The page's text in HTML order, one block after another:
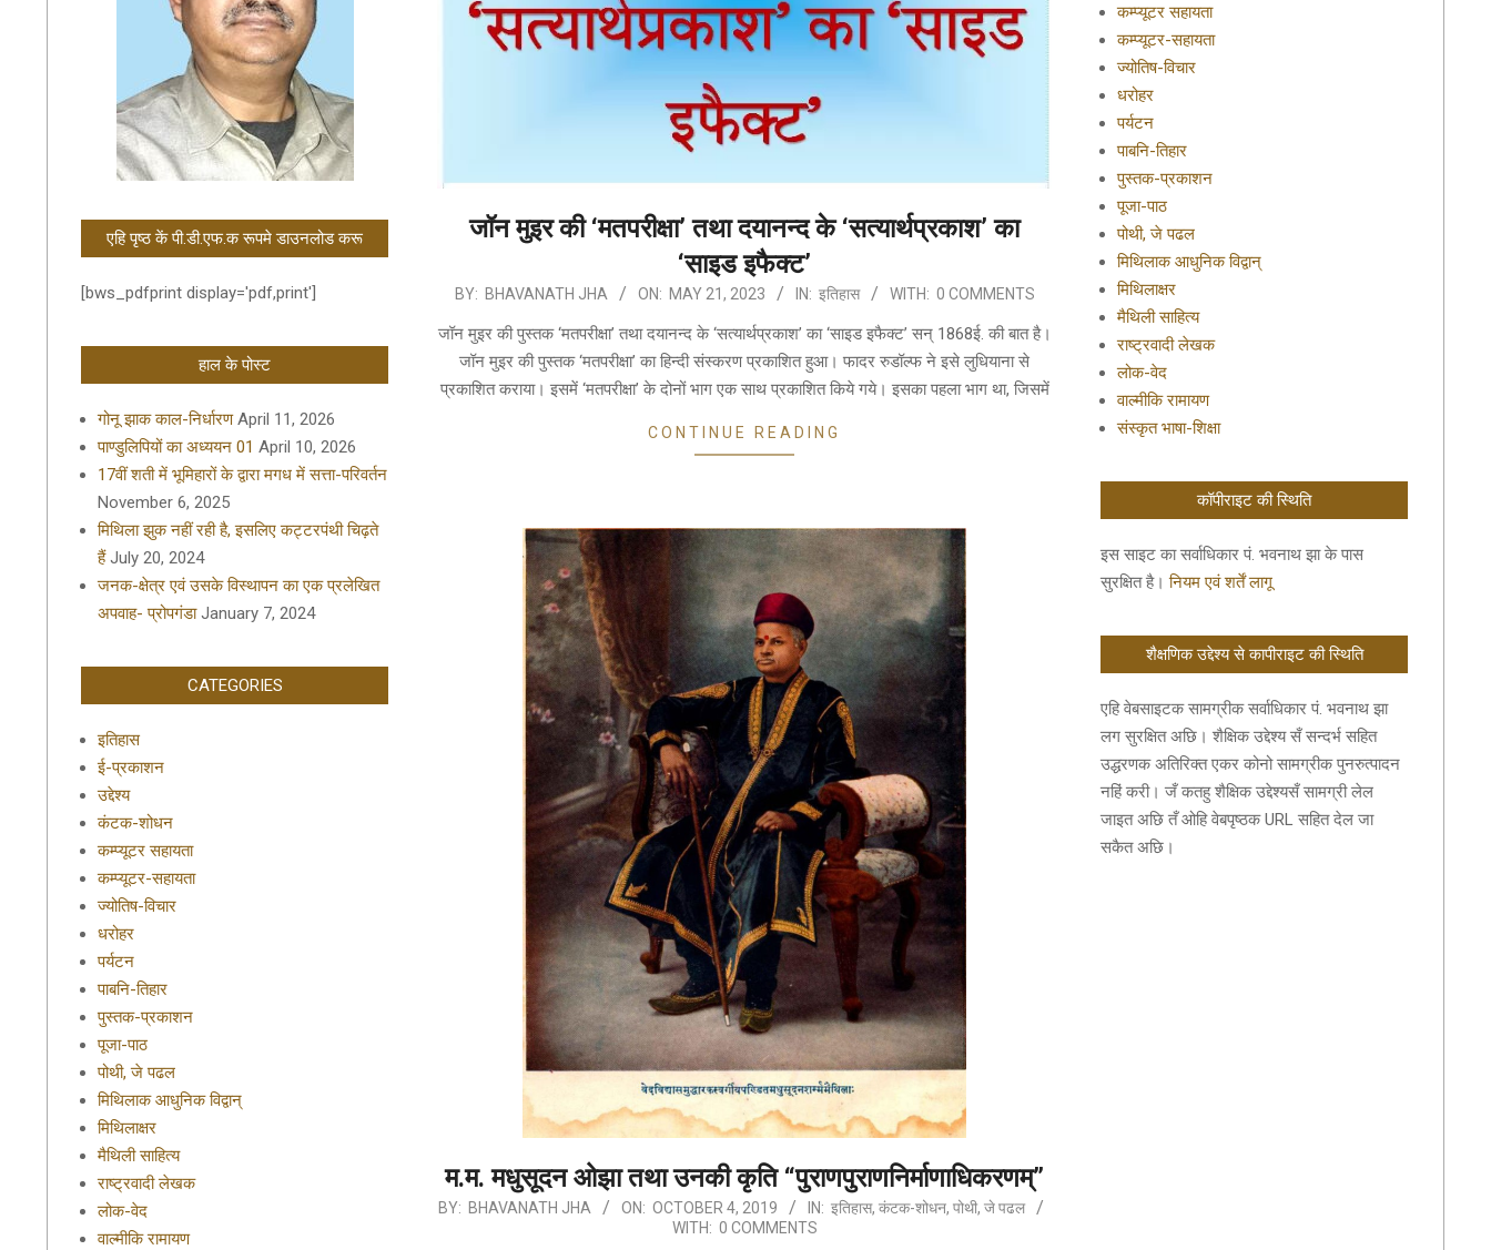
जॉन मुइर की ‘मतपरीक्षा’ तथा दयानन्द के ‘सत्यार्थप्रकाश’ का
‘साइड इफैक्ट’
2023-
05-
BY: BHAVANATH JHA ON: MAY 21, 2023 IN: इतिहास WITH: 0 COMMENTS
जॉन मुइर की पुस्तक ‘मतपरीक्षा’ तथा दयानन्द के ‘सत्यार्थप्रकाश’ का ‘साइड इफैक्ट’ सन् 1868ई. की बात है।
जॉन मुइर की पुस्तक ‘मतपरीक्षा’ का हिन्दी संस्करण प्रकाशित हुआ। फादर रुडॉल्फ ने इसे लुधियाना से
प्रकाशित कराया। इसमें ‘मतपरीक्षा’ के दोनों भाग एक साथ प्रकाशित किये गये। इसका पहला भाग था, जिसमें
CONTINUE READING
म.म. मधुसूदन ओझा तथा उनकी कृति “पुराणपुराणनिर्माणाधिकरणम्”
2019-
BY: BHAVANATH JHA ON: OCTOBER 4, 2019 IN: इतिहास, कंटक-शोधन, पोथी, जे पढल
WITH: 0 COMMENTS
एहि पृष्ठ कें पी.डी.एफ.क रूपमे डाउनलोड करू
[bws_pdfprint display='pdf,print']
हाल के पोस्ट
गोनू झाक काल-निर्धारण April 11, 2026
पाण्डुलिपियों का अध्ययन 01 April 10, 2026
17वीं शती में भूमिहारों के द्वारा मगध में सत्ता-परिवर्तन
November 6, 2025
मिथिला झुक नहीं रही है, इसलिए कट्टरपंथी चिढ़ते
हैं July 20, 2024
जनक-क्षेत्र एवं उसके विस्थापन का एक प्रलेखित
अपवाह- प्रोपगंडा January 7, 2024
CATEGORIES
इतिहास
ई-प्रकाशन
उद्देश्य
कंटक-शोधन
कम्प्यूटर सहायता
कम्प्यूटर-सहायता
ज्योतिष-विचार
धरोहर
पर्यटन
पाबनि-तिहार
पुस्तक-प्रकाशन
पूजा-पाठ
पोथी, जे पढल
मिथिलाक आधुनिक विद्वान्
मिथिलाक्षर
मैथिली साहित्य
राष्ट्रवादी लेखक
लोक-वेद
वाल्मीकि रामायण
कम्प्यूटर सहायता
कम्प्यूटर-सहायता
ज्योतिष-विचार
धरोहर
पर्यटन
पाबनि-तिहार
पुस्तक-प्रकाशन
पूजा-पाठ
पोथी, जे पढल
मिथिलाक आधुनिक विद्वान्
मिथिलाक्षर
मैथिली साहित्य
राष्ट्रवादी लेखक
लोक-वेद
वाल्मीकि रामायण
संस्कृत भाषा-शिक्षा
कॉपीराइट की स्थिति
इस साइट का सर्वाधिकार पं. भवनाथ झा के पास
सुरक्षित है।नियम एवं शर्तें लागू
शैक्षणिक उद्देश्य से कापीराइट की स्थिति
एहि वेबसाइटक सामग्रीक सर्वाधिकार पं. भवनाथ झा
लग सुरक्षित अछि। शैक्षिक उद्देश्य सँ सन्दर्भ सहित
उद्धरणक अतिरिक्त एकर कोनो सामग्रीक पुनरुत्पादन
नहिं करी। जँ कतहु शैक्षिक उद्देश्यसँ सामग्री लेल
जाइत अछि तँ ओहि वेबपृष्ठक URL सहित देल जा
सकैत अछि।